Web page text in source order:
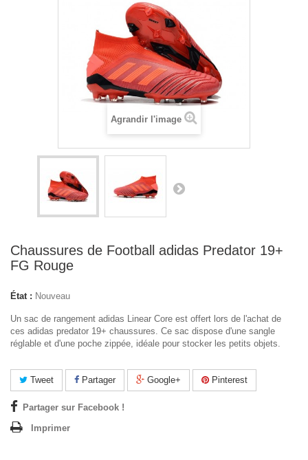
Agrandir l'image
Chaussures de Football adidas Predator 19+
FG Rouge
État : Nouveau
Un sac de rangement adidas Linear Core est offert lors de l'achat de
ces adidas predator 19+ chaussures. Ce sac dispose d'une sangle
réglable et d'une poche zippée, idéale pour stocker les petits objets.
Tweet Partager Google+ Pinterest
Partager sur Facebook !
Imprimer